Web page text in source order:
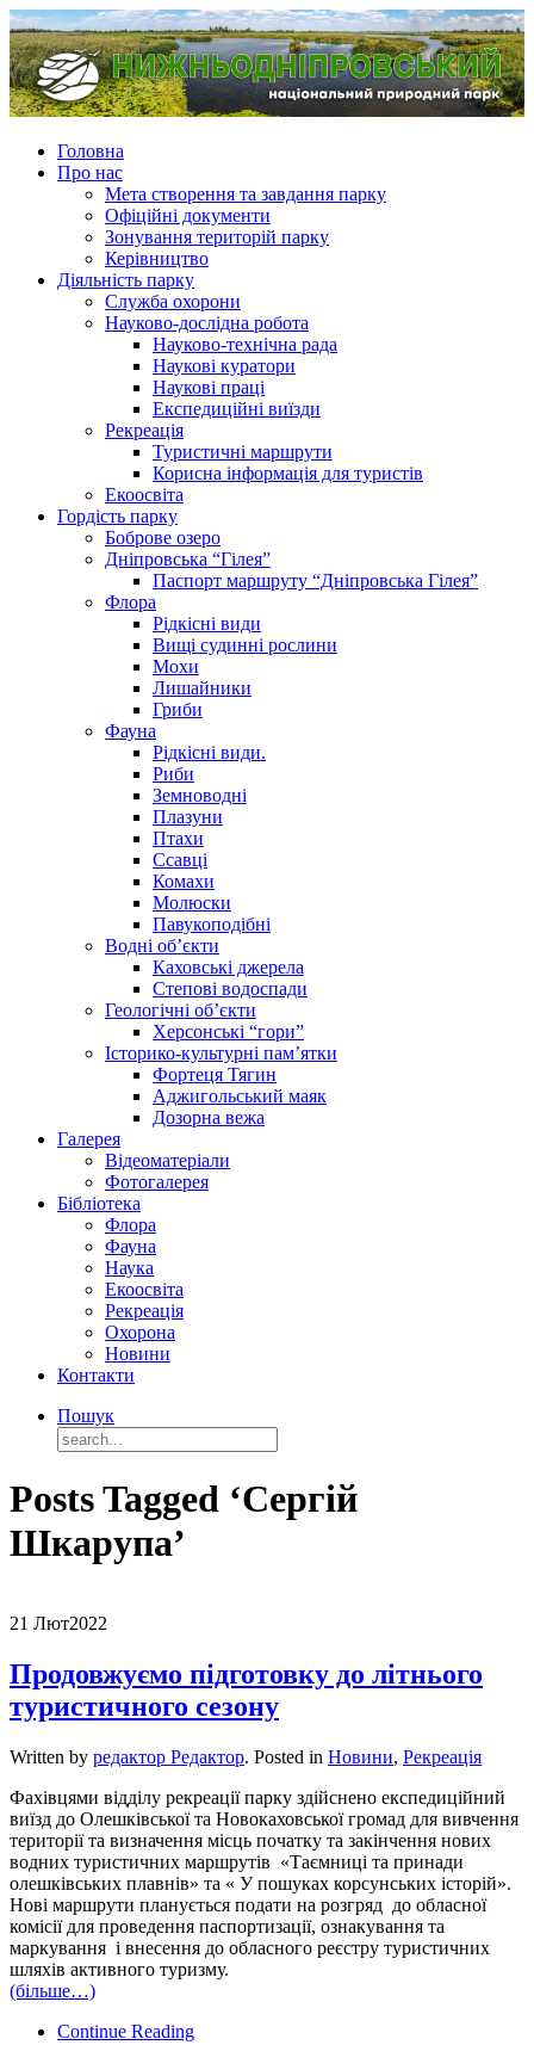
Головна
Про нас
Мета створення та завдання парку
Офіційні документи
Зонування територій парку
Керівництво
Діяльність парку
Служба охорони
Науково-дослідна робота
Науково-технічна рада
Наукові куратори
Наукові праці
Експедиційні виїзди
Рекреація
Туристичні маршрути
Корисна інформація для туристів
Екоосвіта
Гордість парку
Боброве озеро
Дніпровська “Гілея”
Паспорт маршруту “Дніпровська Гілея”
Флора
Рідкісні види
Вищі судинні рослини
Мохи
Лишайники
Гриби
Фауна
Рідкісні види.
Риби
Земноводні
Плазуни
Птахи
Ссавці
Комахи
Молюски
Павукоподібні
Водні об’єкти
Каховські джерела
Степові водоспади
Геологічні об’єкти
Херсонські “гори”
Історико-культурні пам’ятки
Фортеця Тягин
Аджигольський маяк
Дозорна вежа
Галерея
Відеоматеріали
Фотогалерея
Бібліотека
Флора
Фауна
Наука
Екоосвіта
Рекреація
Охорона
Новини
Контакти
Пошук
Posts Tagged ‘Сергій
Шкарупа’
21 Лют2022
Продовжуємо підготовку до літнього
туристичного сезону
Written by редактор Редактор. Posted in Новини, Рекреація
Фахівцями відділу рекреації парку здійснено експедиційний
виїзд до Олешківської та Новокаховської громад для вивчення
території та визначення місць початку та закінчення нових
водних туристичних маршрутів «Таємниці та принади
олешківських плавнів» та « У пошуках корсунських історій».
Нові маршрути планується подати на розгряд до обласної
комісії для проведення паспортизації, ознакування та
маркування і внесення до обласного реєстру туристичних
шляхів активного туризму.
(більше…)
Continue Reading